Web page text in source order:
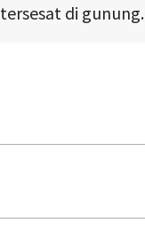
di gunung.